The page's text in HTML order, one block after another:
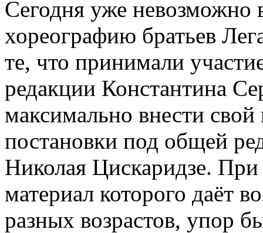
Сегодня уже невозможно
хореографию братьев
те, что принимали
редакции Константина
максимально внести
постановки под общей
Николая Цискаридзе. При
материал которого даёт
разных возрастов, упор